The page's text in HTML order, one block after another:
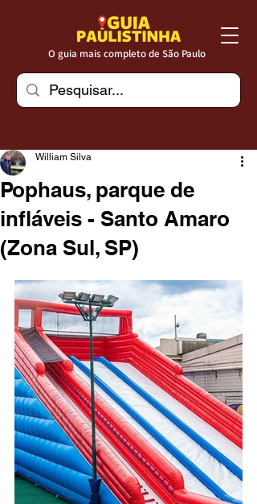
O guia mais completo de São Paulo
Pophaus, parque de
infláveis - Santo Amaro
(Zona Sul, SP)
William Silva